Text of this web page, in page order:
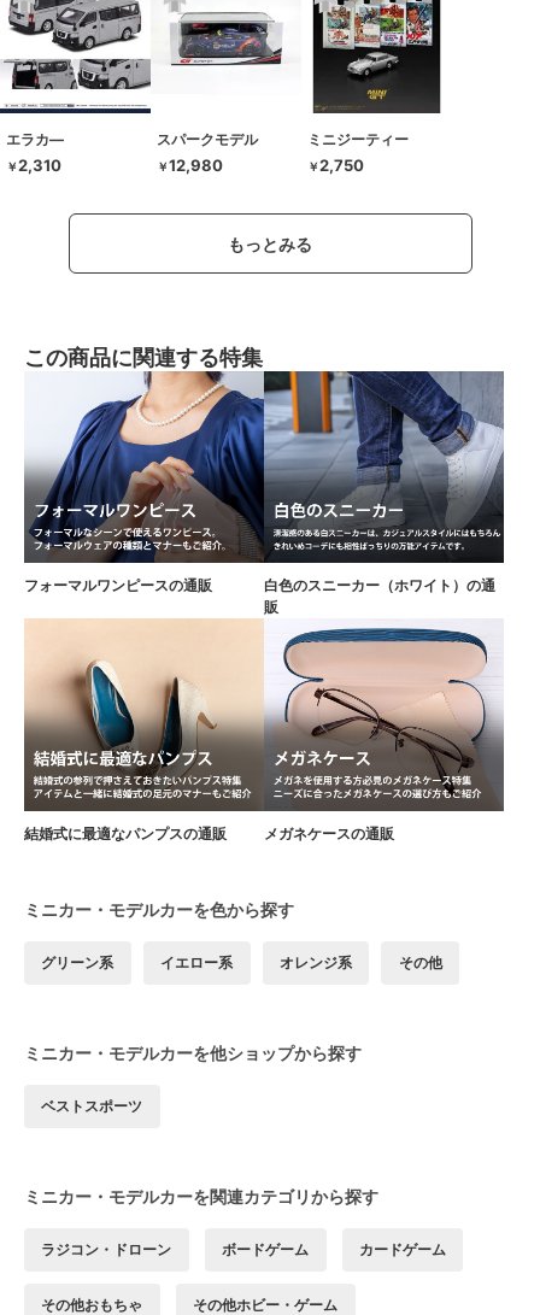
エラカ―
￥2,310
スパークモデル
￥12,980
ミニジーティー
￥2,750
もっとみる
この商品に関連する特集
フォーマルワンピースの通販
白色のスニーカー（ホワイト）の通
販
結婚式に最適なパンプスの通販 メガネケースの通販
ミニカー・モデルカーを色から探す
グリーン系 イエロー系 オレンジ系 その他
ミニカー・モデルカーを他ショップから探す
ベストスポーツ
ミニカー・モデルカーを関連カテゴリから探す
ラジコン・ドローン ボードゲーム カードゲーム
その他おもちゃ その他ホビー・ゲーム